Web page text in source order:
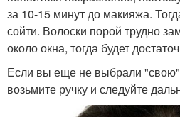
за 10-15 минут до макияжа.
сойти. Волоски порой трудно
около окна, тогда будет
Если вы еще не выбрали
возьмите ручку и следуйте